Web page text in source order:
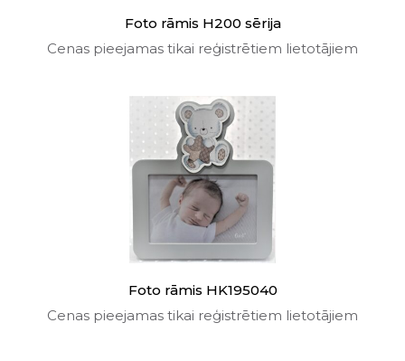
Foto rāmis H200 sērija
Cenas pieejamas tikai reģistrētiem lietotājiem
Foto rāmis HK195040
Cenas pieejamas tikai reģistrētiem lietotājiem